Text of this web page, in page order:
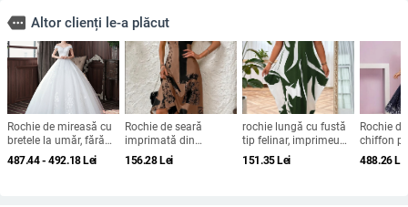
more Altor clienți le-a plăcut
Rochie de mireasă cu
bretele la umăr, fără
mâneci, talie medie,
fustă tutu, mătase
487.44 - 492.18Lei
Rochie de seară
imprimată din
Brushed Milk Silk, cu
un umăr, decolteu
156.28Lei
rochie lungă cu fustă
tip felinar, imprimeu
geometric, guler
rotund, mâneci scurte,
151.35Lei
Rochie
chiffon
onoare,
488.26Lei